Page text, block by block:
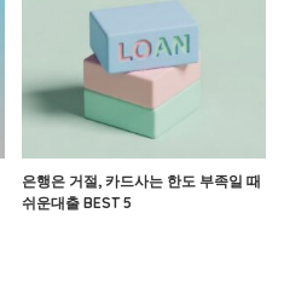
은행은 거절, 카드사는 한도 부족일 때
쉬운대출 BEST 5